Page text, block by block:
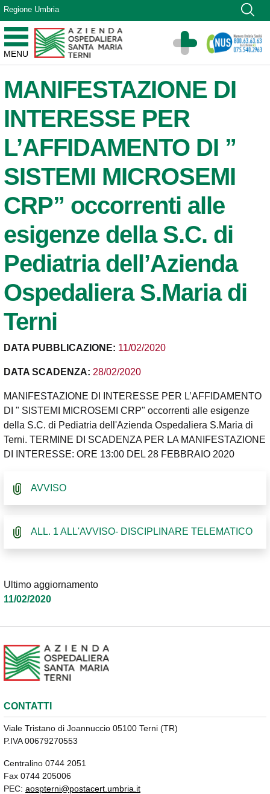
Vai ai contenuti
Vai al menu di navigazione
Vai al footer
Regione Umbria
MENU
Azienda Ospedaliera Santa Maria di Terni
Sito Istituzionale
MANIFESTAZIONE DI
INTERESSE PER
L’AFFIDAMENTO DI ”
SISTEMI MICROSEMI
CRP” occorrenti alle
esigenze della S.C. di
Pediatria dell’Azienda
Ospedaliera S.Maria di
Terni
DATA PUBBLICAZIONE: 11/02/2020
DATA SCADENZA: 28/02/2020
MANIFESTAZIONE DI INTERESSE PER L’AFFIDAMENTO
DI " SISTEMI MICROSEMI CRP" occorrenti alle esigenze
della S.C. di Pediatria dell'Azienda Ospedaliera S.Maria di
Terni. TERMINE DI SCADENZA PER LA MANIFESTAZIONE
DI INTERESSE: ORE 13:00 DEL 28 FEBBRAIO 2020
AVVISO
ALL. 1 ALL'AVVISO- DISCIPLINARE TELEMATICO
Ultimo aggiornamento
11/02/2020
CONTATTI
Viale Tristano di Joannuccio 05100 Terni (TR)
P.IVA 00679270553
Centralino 0744 2051
Fax 0744 205006
PEC: aospterni@postacert.umbria.it